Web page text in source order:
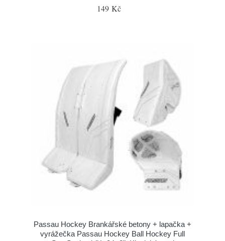
149 Kč
Passau Hockey Brankářské betony + lapačka +
vyrážečka Passau Hockey Ball Hockey Full